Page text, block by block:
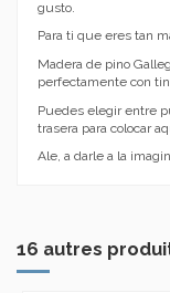
gusto.
Para ti que eres tan
Madera de pino
perfectamente con
Puedes elegir entre
trasera para colocar
Ale, a darle a la
16 autres